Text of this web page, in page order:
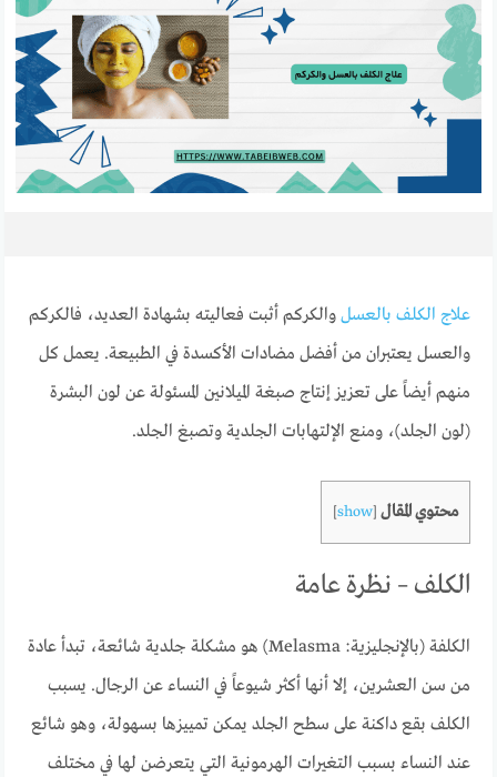
علاج الكلف بالعسل والكركم أثبت فعاليته بشهادة العديد، فالكركم
والعسل يعتبران من أفضل مضادات الأكسدة في الطبيعة. يعمل كل
منهم أيضاً على تعزيز إنتاج صبغة الميلانين المسئولة عن لون البشرة
(لون الجلد)، ومنع الإلتهابات الجلدية وتصبغ الجلد.
محتوي المقال [
show
]
الكلف – نظرة عامة
الكلفة (بالإنجليزية: Melasma) هو مشكلة جلدية شائعة، تبدأ عادة
من سن العشرين، إلا أنها أكثر شيوعاً في النساء عن الرجال. يسبب
الكلف بقع داكنة على سطح الجلد يمكن تمييزها بسهولة، وهو شائع
عند النساء بسبب التغيرات الهرمونية التي يتعرضن لها في مختلف